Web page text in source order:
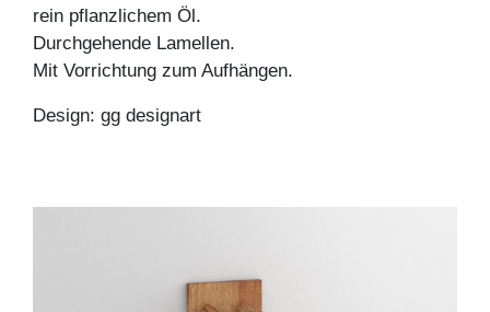
rein pflanzlichem Öl.
Durchgehende Lamellen.
Mit Vorrichtung zum Aufhängen.
Design: gg designart